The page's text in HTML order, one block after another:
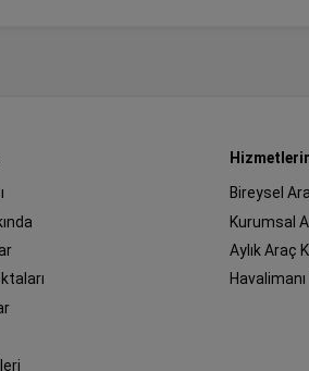
Bireysel
Kurumsal
Aylık Araç